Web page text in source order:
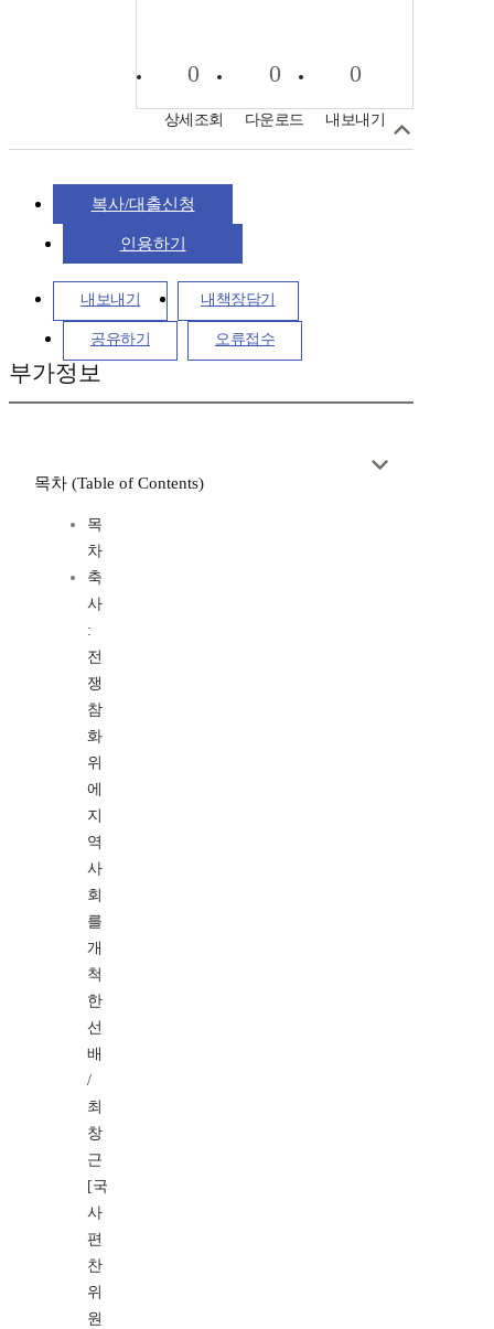
0
상세조회
0
다운로드
0
내보내기
복사/대출신청
인용하기
내보내기 내책장담기
공유하기 오류접수
부가정보
목차 (Table of Contents)
목
차
축
사
:
전
쟁
참
화
위
에
지
역
사
회
를
개
척
한
선
배
/
최
창
근
[국
사
편
찬
위
원